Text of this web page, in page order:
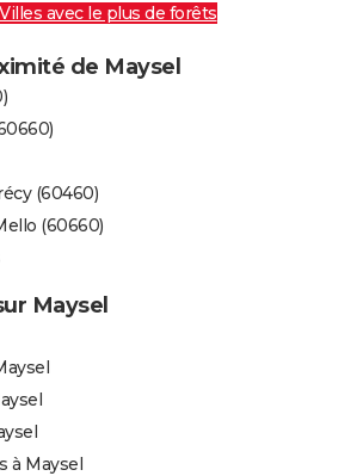
Villes avec le plus de forêts
de Maysel
(60460)
(60660)
Maysel
à Maysel